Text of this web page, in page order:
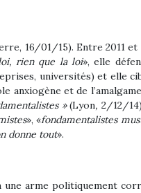
16/01/15). Entre 2011 et
rien que la loi», elle
universités) et elle
anxiogène et de
»(Lyon, 2/12/
», «fondamentalistes
donne tout».
unearme politiquement